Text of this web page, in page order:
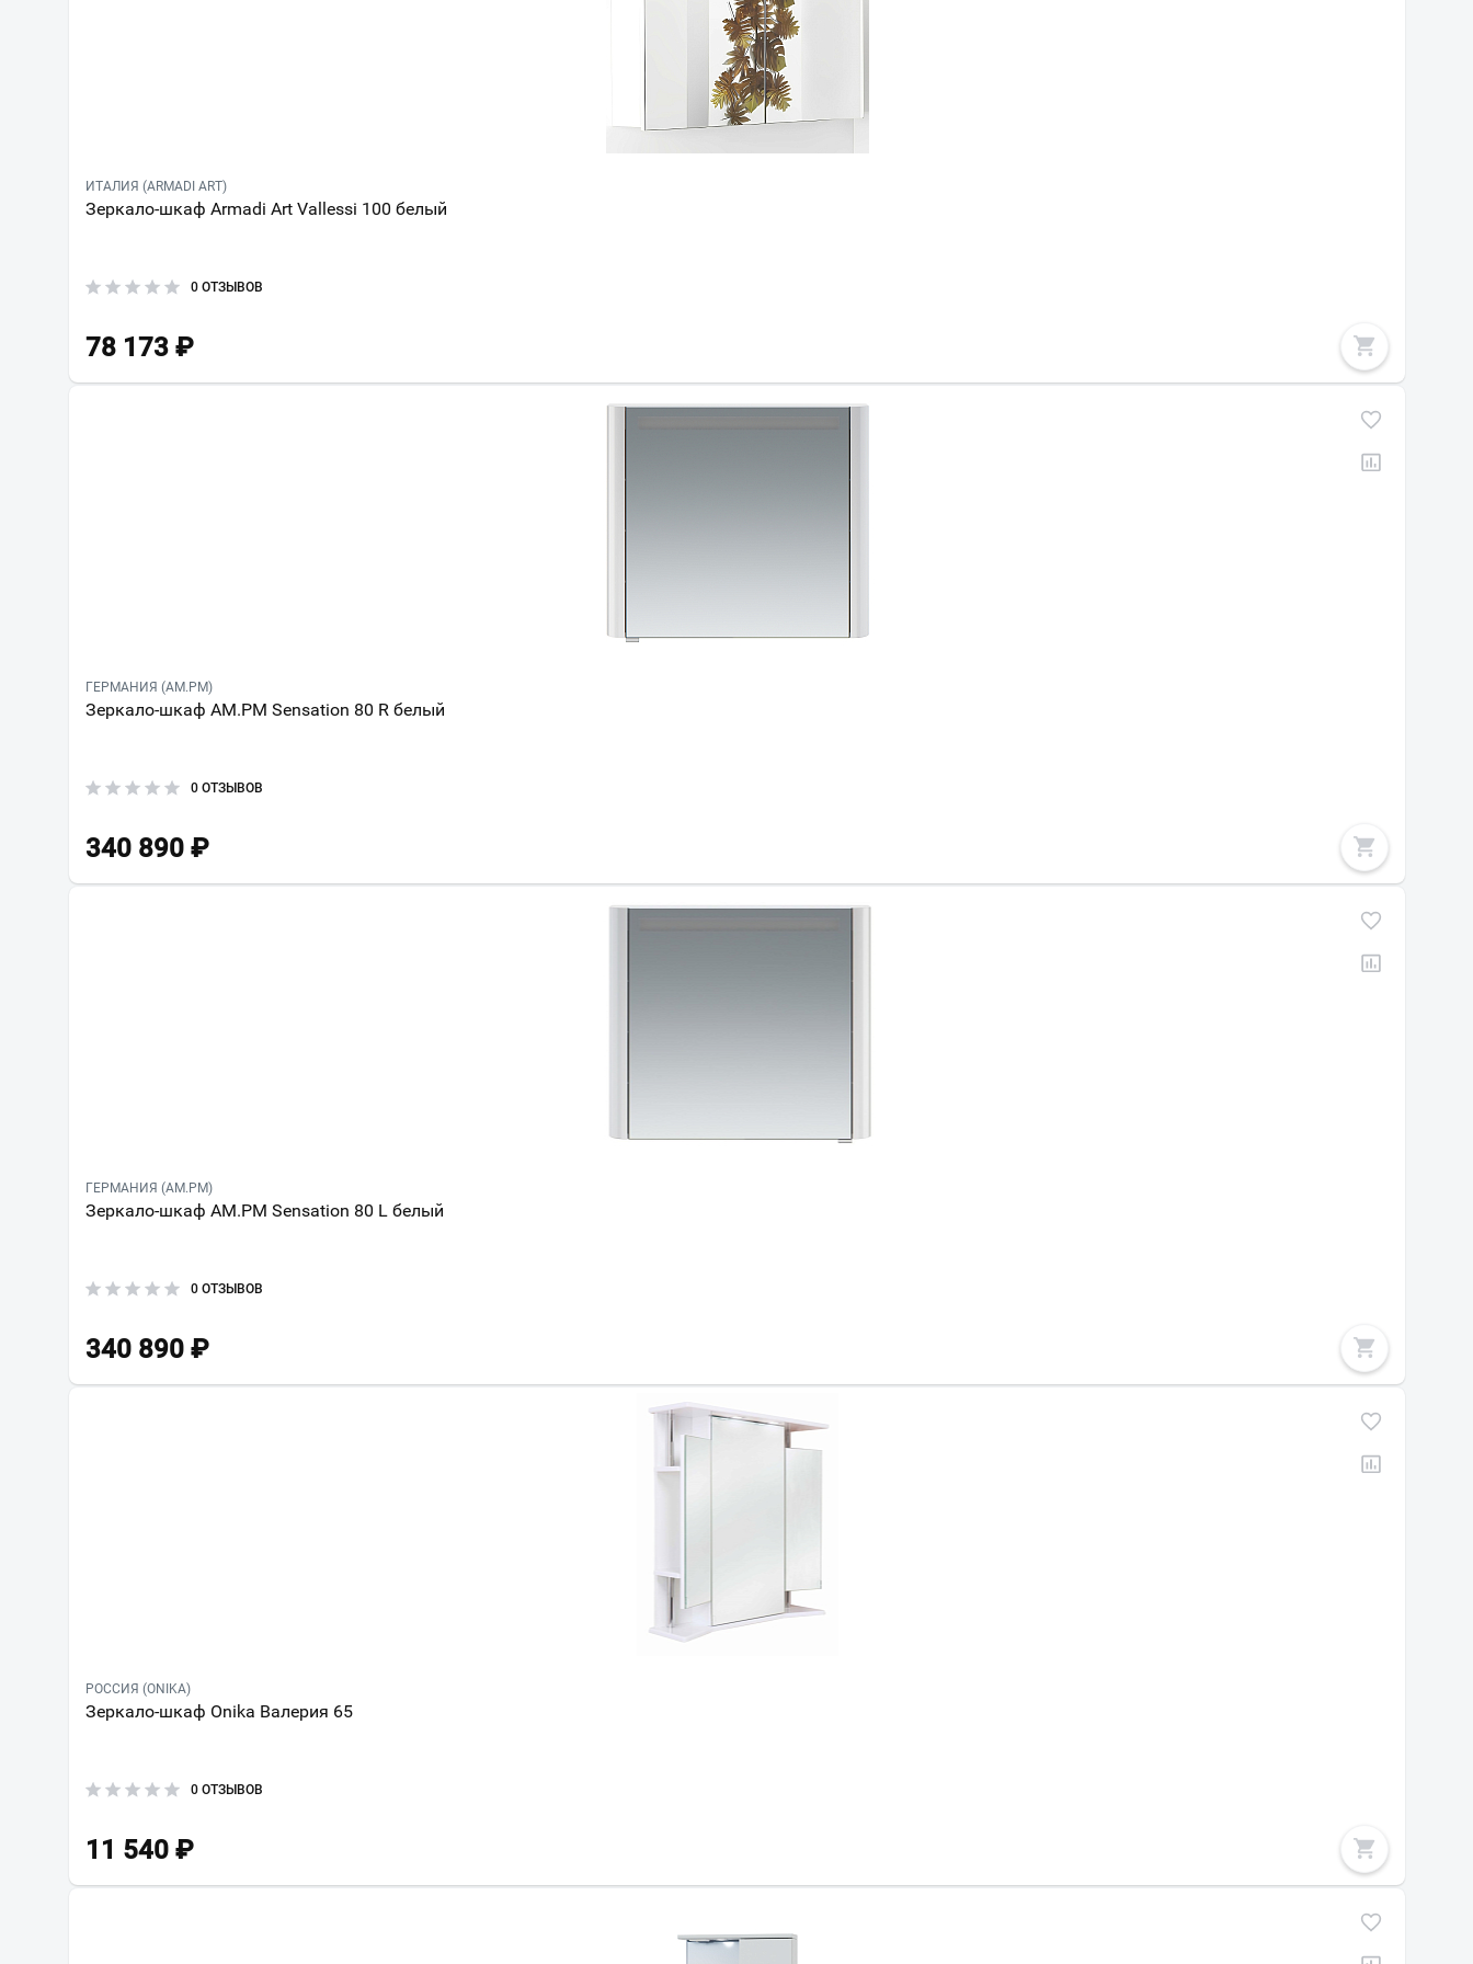
ИТАЛИЯ (ARMADI ART)
Зеркало-шкаф Armadi Art Vallessi 100 белый
0 ОТЗЫВОВ
78 173 ₽
ГЕРМАНИЯ (AM.PM)
Зеркало-шкаф AM.PM Sensation 80 R белый
0 ОТЗЫВОВ
340 890 ₽
ГЕРМАНИЯ (AM.PM)
Зеркало-шкаф AM.PM Sensation 80 L белый
0 ОТЗЫВОВ
340 890 ₽
РОССИЯ (ONIKA)
Зеркало-шкаф Onika Валерия 65
0 ОТЗЫВОВ
11 540 ₽
Мурманск